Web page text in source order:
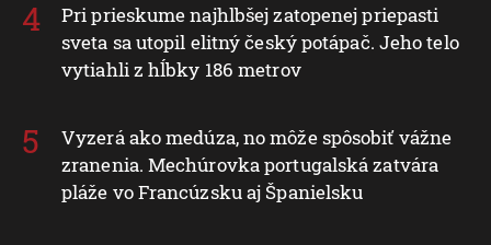
Pri prieskume najhlbšej zatopenej priepasti
sveta sa utopil elitný český potápač. Jeho telo
vytiahli z hĺbky 186 metrov
Vyzerá ako medúza, no môže spôsobiť vážne
zranenia. Mechúrovka portugalská zatvára
pláže vo Francúzsku aj Španielsku